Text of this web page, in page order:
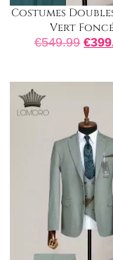
Costumes
Vert
€549.99 €